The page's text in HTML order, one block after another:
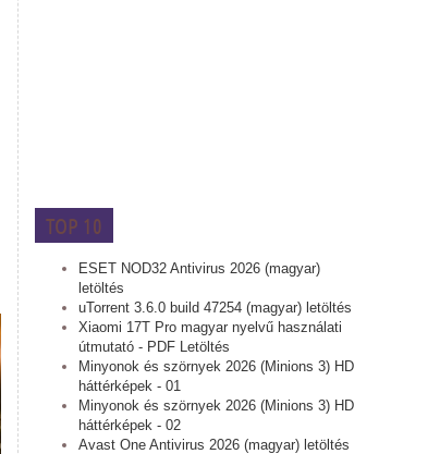
TOP 10
ESET NOD32 Antivirus 2026 (magyar)
letöltés
uTorrent 3.6.0 build 47254 (magyar) letöltés
Xiaomi 17T Pro magyar nyelvű használati
útmutató - PDF Letöltés
Minyonok és szörnyek 2026 (Minions 3) HD
háttérképek - 01
Minyonok és szörnyek 2026 (Minions 3) HD
háttérképek - 02
Avast One Antivirus 2026 (magyar) letöltés